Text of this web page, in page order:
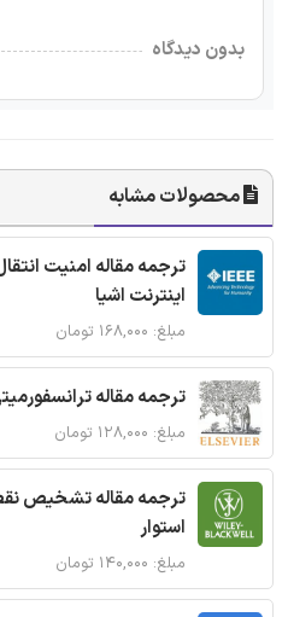
بدون دیدگاه
محصولات مشابه
اینترنت اشیا
مبلغ: ۱۶۸,۰۰۰ تومان
ترجمه مقاله
مبلغ: ۱۲۸,۰۰۰ تومان
ترجمه مقاله تشخیص
استوار
مبلغ: ۱۴۰,۰۰۰ تومان